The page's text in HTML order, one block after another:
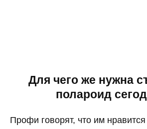
Для чего же нужна
полароид
Профи говорят, что им